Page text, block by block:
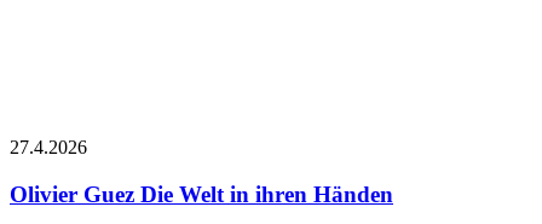
27.4.2026
Olivier Guez Die Welt in ihren Händen